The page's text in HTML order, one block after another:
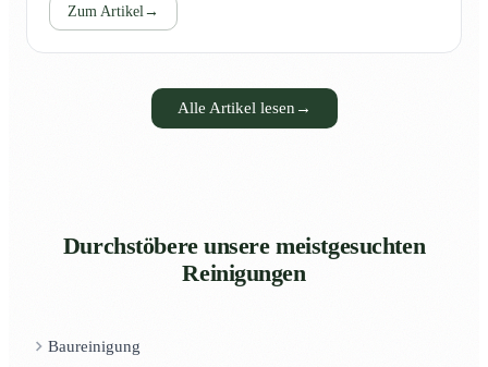
Zum Artikel →
Alle Artikel lesen →
Durchstöbere unsere meistgesuchten
Reinigungen
Baureinigung